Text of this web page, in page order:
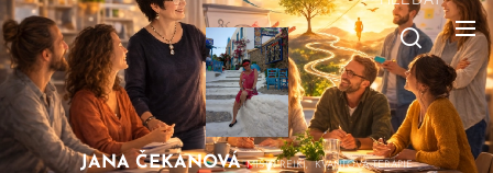
JANA ČEKANOVÁ MISTR REIKI, KVANTOVÁ TERAPIE